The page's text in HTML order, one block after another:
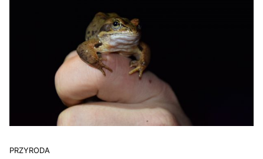
PRZYRODA